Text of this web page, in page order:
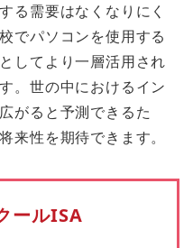
る需要はなくなりにく
でパソコンを使用する
してより一層活用され
。世の中におけるイン
がると予測できるた
来性を期待できます。
ールISA